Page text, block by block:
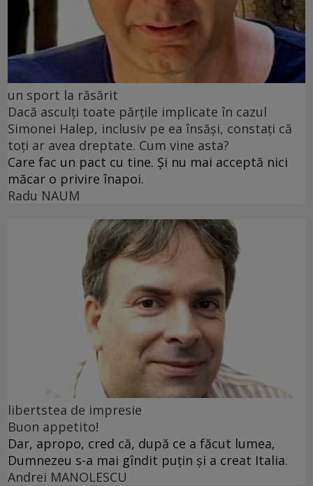
un sport la răsărit
Dacă asculți toate părțile implicate în cazul
Simonei Halep, inclusiv pe ea însăși, constați că
toți ar avea dreptate. Cum vine asta?
Care fac un pact cu tine. Și nu mai acceptă nici
măcar o privire înapoi.
Radu NAUM
libertstea de impresie
Buon appetito!
Dar, apropo, cred că, după ce a făcut lumea,
Dumnezeu s-a mai gîndit puțin și a creat Italia.
Andrei MANOLESCU